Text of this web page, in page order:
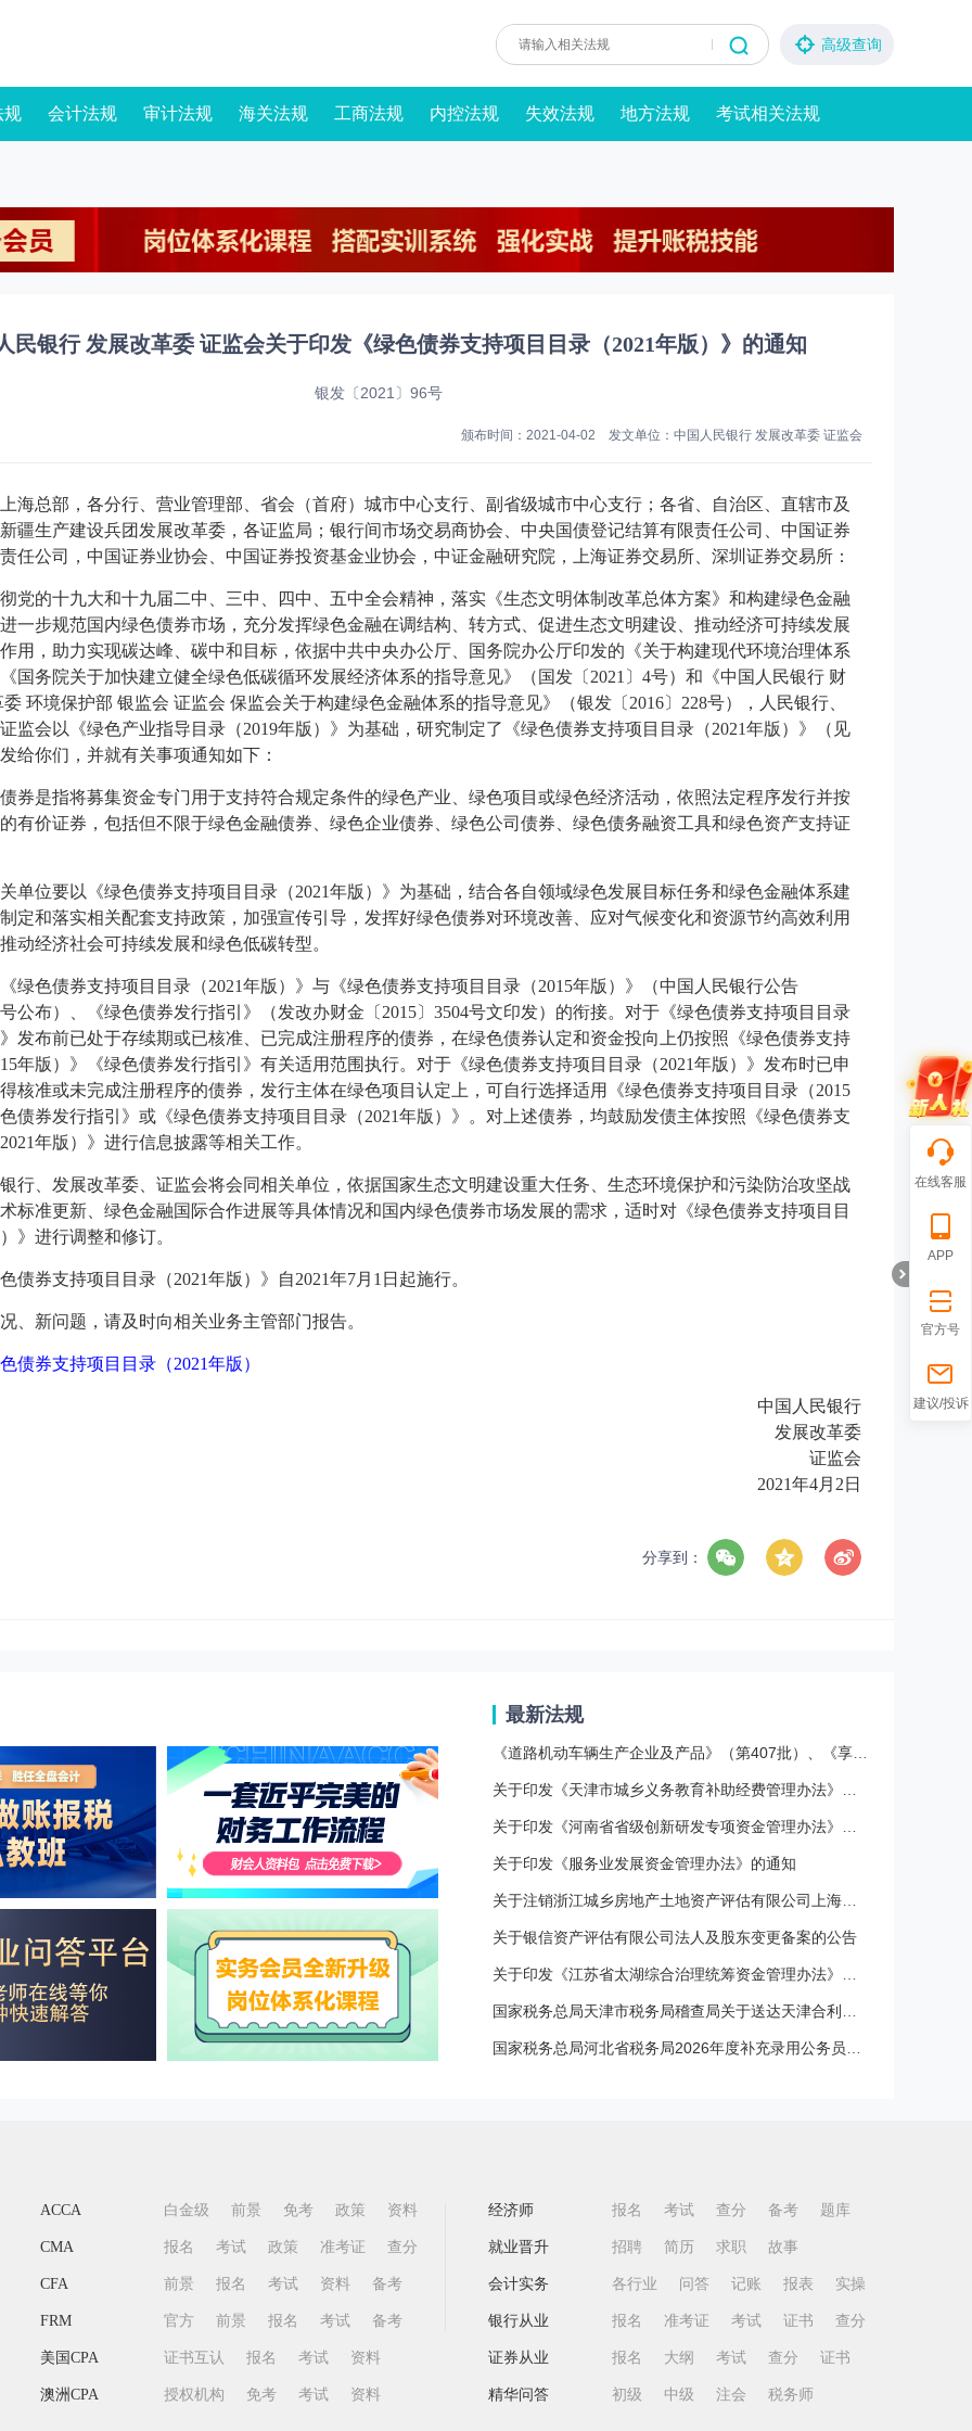
高级查询
规 会计法规 审计法规 海关法规 工商法规 内控法规 失效法规 地方法规 考试相关法规
民银行 发展改革委 证监会关于印发《绿色债券支持项目目录（2021年版）》的通知
银发〔2021〕96号
颁布时间：2021-04-02 发文单位：中国人民银行 发展改革委 证监会
海总部，各分行、营业管理部、省会（首府）城市中心支行、副省级城市中心支行；各省、自治区、直辖市及
疆生产建设兵团发展改革委，各证监局；银行间市场交易商协会、中央国债登记结算有限责任公司、中国证券
任公司，中国证券业协会、中国证券投资基金业协会，中证金融研究院，上海证券交易所、深圳证券交易所：
党的十九大和十九届二中、三中、四中、五中全会精神，落实《生态文明体制改革总体方案》和构建绿色金融
一步规范国内绿色债券市场，充分发挥绿色金融在调结构、转方式、促进生态文明建设、推动经济可持续发展
用，助力实现碳达峰、碳中和目标，依据中共中央办公厅、国务院办公厅印发的《关于构建现代环境治理体系
国务院关于加快建立健全绿色低碳循环发展经济体系的指导意见》（国发〔2021〕4号）和《中国人民银行 财
环境保护部 银监会 证监会 保监会关于构建绿色金融体系的指导意见》（银发〔2016〕228号），人民银行、
监会以《绿色产业指导目录（2019年版）》为基础，研究制定了《绿色债券支持项目目录（2021年版）》（见
给你们，并就有关事项通知如下：
券是指将募集资金专门用于支持符合规定条件的绿色产业、绿色项目或绿色经济活动，依照法定程序发行并按
有价证券，包括但不限于绿色金融债券、绿色企业债券、绿色公司债券、绿色债务融资工具和绿色资产支持证
单位要以《绿色债券支持项目目录（2021年版）》为基础，结合各自领域绿色发展目标任务和绿色金融体系建
定和落实相关配套支持政策，加强宣传引导，发挥好绿色债券对环境改善、应对气候变化和资源节约高效利用
动经济社会可持续发展和绿色低碳转型。
绿色债券支持项目目录（2021年版）》与《绿色债券支持项目目录（2015年版）》（中国人民银行公告
公布）、《绿色债券发行指引》（发改办财金〔2015〕3504号文印发）的衔接。对于《绿色债券支持项目目录
发布前已处于存续期或已核准、已完成注册程序的债券，在绿色债券认定和资金投向上仍按照《绿色债券支持
年版）》《绿色债券发行指引》有关适用范围执行。对于《绿色债券支持项目目录（2021年版）》发布时已申
核准或未完成注册程序的债券，发行主体在绿色项目认定上，可自行选择适用《绿色债券支持项目目录（2015
债券发行指引》或《绿色债券支持项目目录（2021年版）》。对上述债券，均鼓励发债主体按照《绿色债券支
年版）》进行信息披露等相关工作。
行、发展改革委、证监会将会同相关单位，依据国家生态文明建设重大任务、生态环境保护和污染防治攻坚战
标准更新、绿色金融国际合作进展等具体情况和国内绿色债券市场发展的需求，适时对《绿色债券支持项目目
》进行调整和修订。
债券支持项目目录（2021年版）》自2021年7月1日起施行。
、新问题，请及时向相关业务主管部门报告。
债券支持项目目录（2021年版）
中国人民银行
发展改革委
证监会
2021年4月2日
分享到：
最新法规
关于印发《服务业发展资金管理办法》的通知
关于银信资产评估有限公司法人及股东变更备案的公告
ACCA 白金级 前景 免考 政策 资料
CMA 报名 考试 政策 准考证 查分
CFA 前景 报名 考试 资料 备考
FRM 官方 前景 报名 考试 备考
美国CPA 证书互认 报名 考试 资料
澳洲CPA 授权机构 免考 考试 资料
经济师 报名 考试 查分 备考 题库
就业晋升 招聘 简历 求职 故事
会计实务 各行业 问答 记账 报表 实操
银行从业 报名 准考证 考试 证书 查分
证券从业 报名 大纲 考试 查分 证书
精华问答 初级 中级 注会 税务师
在线客服
APP
官方号
建议/投诉